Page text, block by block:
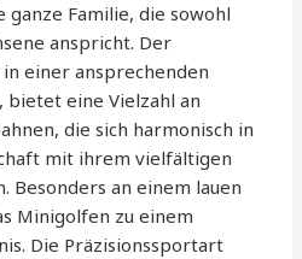
Familie, die sowohl
anspricht. Der
einer ansprechenden
bietet eine Vielzahl an
die sich harmonisch in
mit ihrem vielfältigen
Besonders an einem lauen
Minigolfen zu einem
Die Präzisionssportart